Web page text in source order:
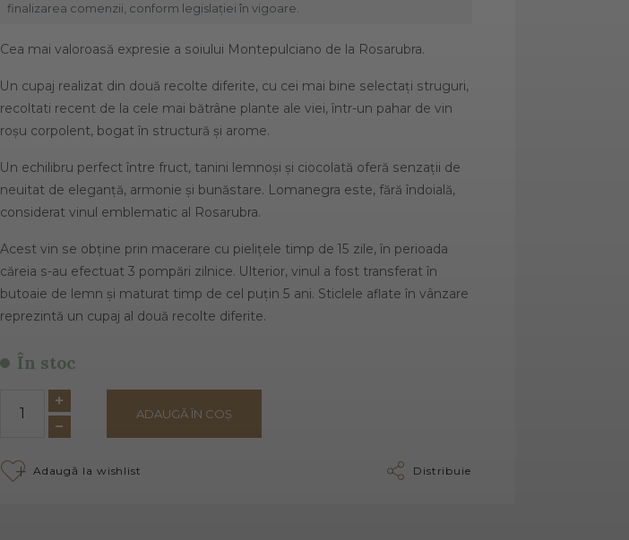
finalizarea comenzii, conform legislației în vigoare.
Cea mai valoroasă expresie a soiului Montepulciano de la Rosarubra.
Un cupaj realizat din două recolte diferite, cu cei mai bine selectați struguri,
recoltati recent de la cele mai bătrâne plante ale viei, într-un pahar de vin
roșu corpolent, bogat în structură și arome.
Un echilibru perfect între fruct, tanini lemnoși și ciocolată oferă senzații de
neuitat de eleganță, armonie și bunăstare. Lomanegra este, fără îndoială,
considerat vinul emblematic al Rosarubra.
Acest vin se obține prin macerare cu pielițele timp de 15 zile, în perioada
căreia s-au efectuat 3 pompări zilnice. Ulterior, vinul a fost transferat în
butoaie de lemn și maturat timp de cel puțin 5 ani. Sticlele aflate în vânzare
reprezintă un cupaj al două recolte diferite.
În stoc
ADAUGĂ ÎN COȘ
Adaugă la wishlist Distribuie